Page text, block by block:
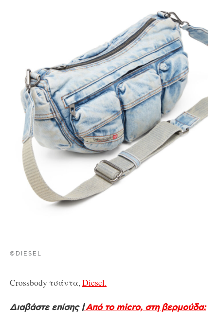
©DIESEL
Crossbody τσάντα,Diesel.
Διαβάστε επίσης |Από το micro, στη βερμούδα: